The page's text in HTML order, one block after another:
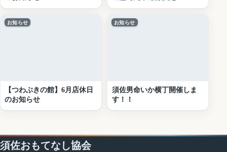
お知らせ
【つわぶきの館】6月店休日
のお知らせ
お知らせ
須佐男命いか横丁開催しま
す！！
須佐おもてなし協会